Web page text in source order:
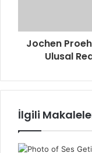
Jochen
Ulusal
İlgili